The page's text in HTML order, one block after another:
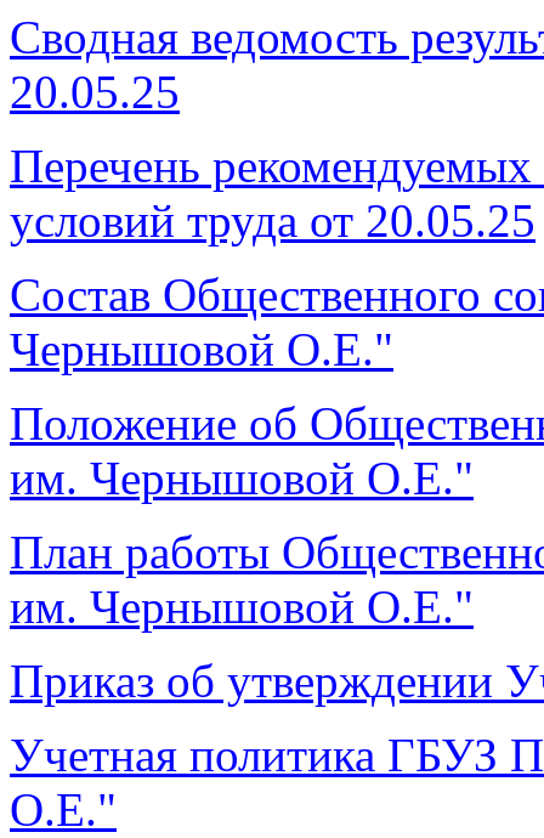
Сводная ведомость
20.05.25
Перечень
условий труда от 20.05.25
Состав Общественного
Чернышовой О.Е."
Положение об
им. Чернышовой О.Е."
План работы
им. Чернышовой О.Е."
Приказ об утверждении
Учетная политика
О.Е."